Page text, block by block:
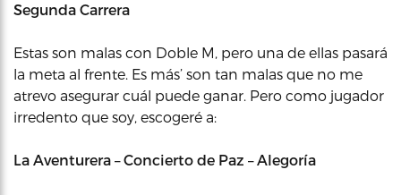
Segunda Carrera
Estas son malas con Doble M, pero una de ellas pasará
la meta al frente. Es más’ son tan malas que no me
atrevo asegurar cuál puede ganar. Pero como jugador
irredento que soy, escogeré a:
La Aventurera – Concierto de Paz – Alegoría